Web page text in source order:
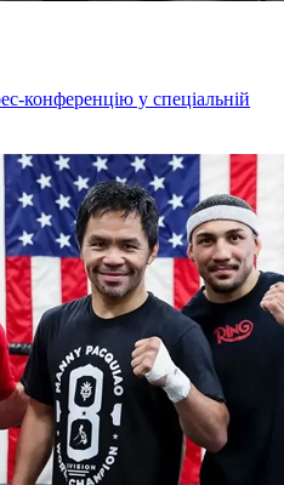
конференцію у спеціальній